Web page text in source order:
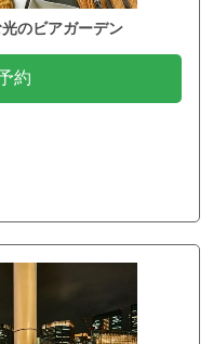
のビアガーデン
約